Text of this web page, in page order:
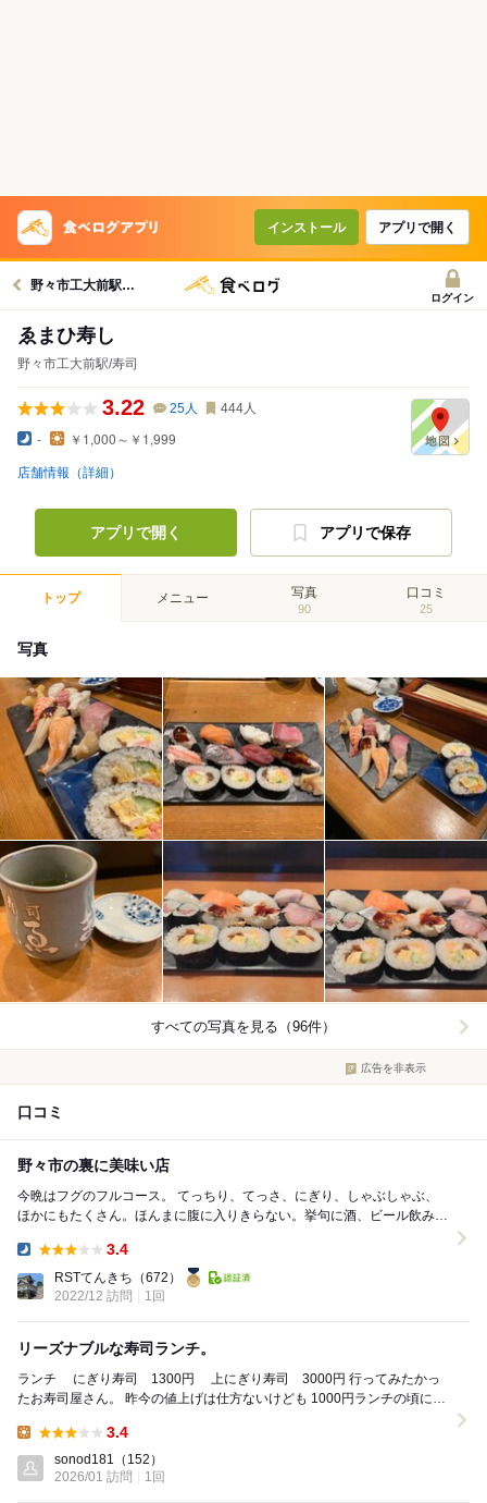
インストール アプリで開く
野々市工大前駅グルメへ
ログイン
ゑまひ寿し
野々市工大前駅/寿司
3.22 25人 444人
- ￥1,000～￥1,999
店舗情報（詳細）
アプリで開く アプリで保存
トップ メニュー 写真
90
口コミ
25
写真
すべての写真を見る（96件）
広告を非表示
口コミ
野々市の裏に美味い店
今晩はフグのフルコース。 てっちり、てっさ、にぎり、しゃぶしゃぶ、
ほかにもたくさん。ほんまに腹に入りきらない。挙句に酒、ビール飲みま
3.4
RSTてんきち （672）
2022/12 訪問
1回
リーズナブルな寿司ランチ。
ランチ にぎり寿司 1300円 上にぎり寿司 3000円 行ってみたかっ
たお寿司屋さん。 昨今の値上げは仕方ないけども 1000円ランチの頃に行
3.4
sonod181 （152）
2026/01 訪問
1回